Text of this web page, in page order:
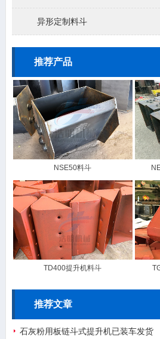
异形定制料斗
推荐产品
NSE50料斗
TD400提升机料斗
推荐文章
石灰粉用板链斗式提升机已装车发货